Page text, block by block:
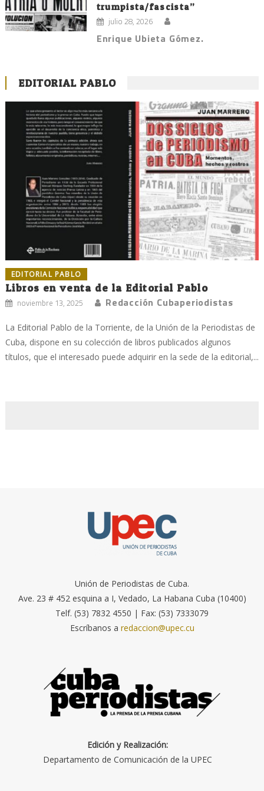
trumpista/fascista”
julio 28, 2026
Enrique Ubieta Gómez.
EDITORIAL PABLO
EDITORIAL PABLO
Libros en venta de la Editorial Pablo
noviembre 13, 2025 Redacción Cubaperiodistas
La Editorial Pablo de la Torriente, de la Unión de la Periodistas de
Cuba, dispone en su colección de libros publicados algunos
títulos, que el interesado puede adquirir en la sede de la editorial,...
Unión de Periodistas de Cuba.
Ave. 23 # 452 esquina a I, Vedado, La Habana Cuba (10400)
Telf. (53) 7832 4550 | Fax: (53) 7333079
Escríbanos a redaccion@upec.cu
Edición y Realización:
Departamento de Comunicación de la UPEC